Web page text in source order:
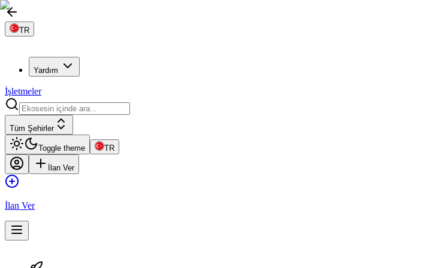
TR
Yardım
İşletmeler
Tüm Şehirler
Toggle theme TR
İlan Ver
İlan Ver